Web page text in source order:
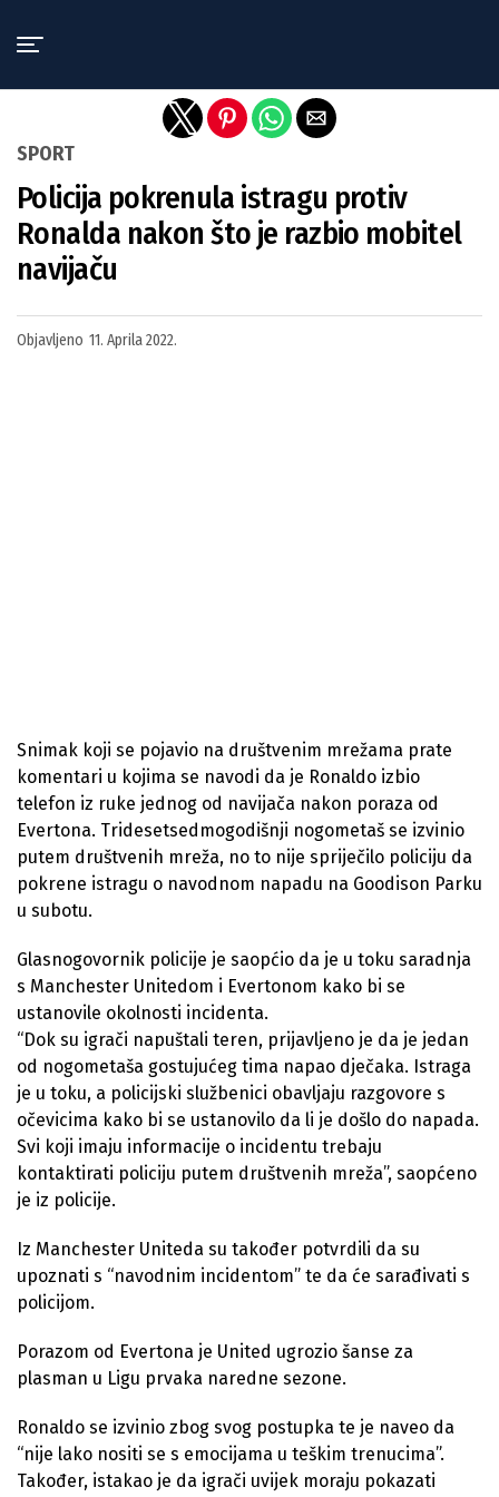
SPORT
Policija pokrenula istragu protiv
Ronalda nakon što je razbio mobitel
navijaču
Objavljeno 11. Aprila 2022.
Snimak koji se pojavio na društvenim mrežama prate
komentari u kojima se navodi da je Ronaldo izbio
telefon iz ruke jednog od navijača nakon poraza od
Evertona. Tridesetsedmogodišnji nogometaš se izvinio
putem društvenih mreža, no to nije spriječilo policiju da
pokrene istragu o navodnom napadu na Goodison Parku
u subotu.
Glasnogovornik policije je saopćio da je u toku saradnja
s Manchester Unitedom i Evertonom kako bi se
ustanovile okolnosti incidenta.
“Dok su igrači napuštali teren, prijavljeno je da je jedan
od nogometaša gostujućeg tima napao dječaka. Istraga
je u toku, a policijski službenici obavljaju razgovore s
očevicima kako bi se ustanovilo da li je došlo do napada.
Svi koji imaju informacije o incidentu trebaju
kontaktirati policiju putem društvenih mreža”, saopćeno
je iz policije.
Iz Manchester Uniteda su također potvrdili da su
upoznati s “navodnim incidentom” te da će sarađivati s
policijom.
Porazom od Evertona je United ugrozio šanse za
plasman u Ligu prvaka naredne sezone.
Ronaldo se izvinio zbog svog postupka te je naveo da
“nije lako nositi se s emocijama u teškim trenucima”.
Također, istakao je da igrači uvijek moraju pokazati